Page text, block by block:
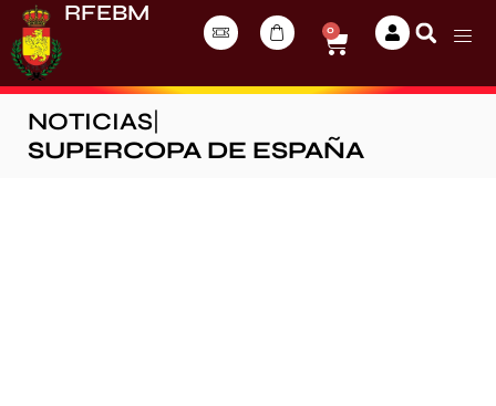
RFEBM
0
NOTICIAS
SUPERCOPA DE ESPAÑA